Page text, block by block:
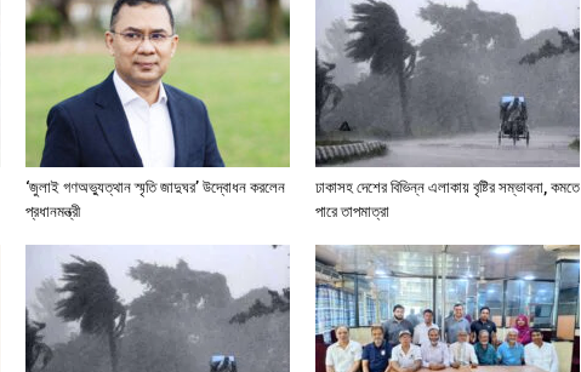
‘জুলাই গণঅভ্যুত্থান স্মৃতি জাদুঘর’ উদ্বোধন করলেন
প্রধানমন্ত্রী
ঢাকাসহ দেশের বিভিন্ন এলাকায় বৃষ্টির সম্ভাবনা, কমতে
পারে তাপমাত্রা